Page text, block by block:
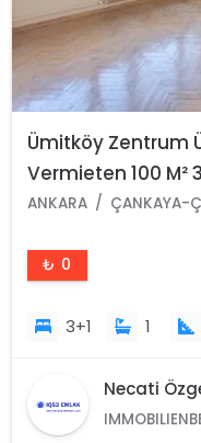
Ümitköy Zentrum
Vermieten 100 M²
ANKARA ÇANKAYA-
₺ 0
3+1 1
Necati